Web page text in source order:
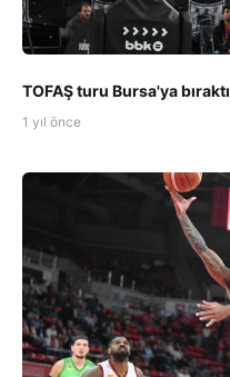
TOFAŞ turu Bursa'ya bıraktı
1 yıl önce